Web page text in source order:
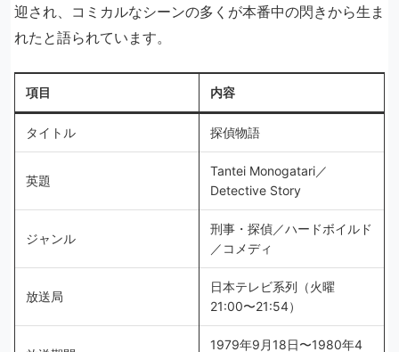
迎され、コミカルなシーンの多くが本番中の閃きから生ま
れたと語られています。
項目 内容
タイトル 探偵物語
英題
Tantei Monogatari／
Detective Story
ジャンル
刑事・探偵／ハードボイルド
／コメディ
放送局
日本テレビ系列（火曜
21:00〜21:54）
1979年9月18日〜1980年4